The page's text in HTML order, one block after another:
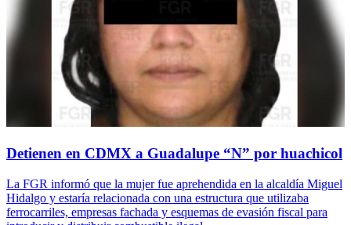
Detienen en CDMX a Guadalupe “N” por huachicol
La FGR informó que la mujer fue aprehendida en la alcaldía Miguel
Hidalgo y estaría relacionada con una estructura que utilizaba
ferrocarriles, empresas fachada y esquemas de evasión fiscal para